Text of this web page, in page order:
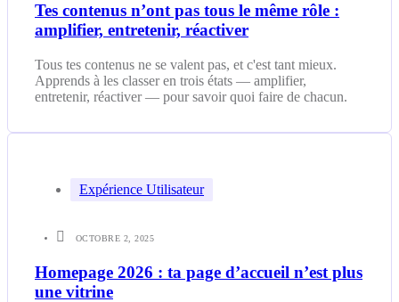
Tes contenus n’ont pas tous le même rôle :
amplifier, entretenir, réactiver
Tous tes contenus ne se valent pas, et c'est tant mieux.
Apprends à les classer en trois états — amplifier,
entretenir, réactiver — pour savoir quoi faire de chacun.
Expérience Utilisateur
OCTOBRE 2, 2025
Homepage 2026 : ta page d’accueil n’est plus
une vitrine